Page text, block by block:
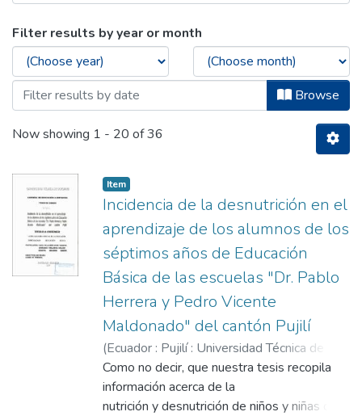
Browsing Artículo - Maestría en
Filter results by year or month
Browse
Now showing 1 - 20 of 36
Item
Incidencia de la desnutrición en el
aprendizaje de los alumnos de los
séptimos años de Educación
Básica de las escuelas "Dr. Pablo
Herrera y Pedro Vicente
Maldonado" del cantón Pujilí
(Ecuador : Pujilí : Universidad Técnica de
Cotopaxi (UTC),2001-08) Caiza Villacrés,
Hugo Vicente;Chiguano Umajinga, Nelson
Rodrigo;Segovia, Segundo Ramón;Toro
Como no decir, que nuestra tesis recopila
información acerca de la
nutrición y desnutrición de niños y niñas de